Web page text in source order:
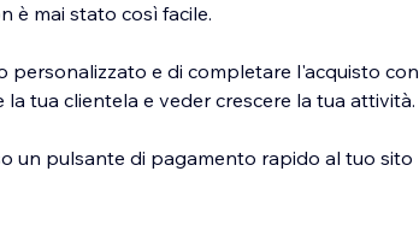
è mai stato così facile.
personalizzato e di completare l'acquisto con
tua clientela e veder crescere la tua attività.
un pulsante di pagamento rapido al tuo sito